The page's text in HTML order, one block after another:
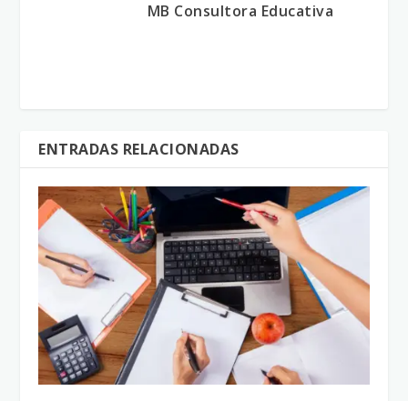
MB Consultora Educativa
ENTRADAS RELACIONADAS